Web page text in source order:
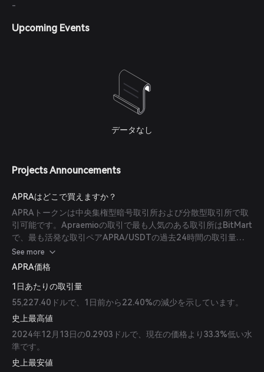
-
Upcoming Events
データなし
Projects Announcements
APRAはどこで買えますか？
APRAトークンは中央集権型暗号取引所および分散型取引所で取
引可能です。Apraemioの取引で最も人気のある取引所はBitMart
で、最も活発な取引ペアAPRA/USDTの過去24時間の取引量は
44,373.07ドルです。他の人気のオプションにはPoloniexや
PancakeSwap（v2）があります。
See more
APRA価格
1日あたりの取引量
55,227.40ドルで、1日前から22.40%の減少を示しています。
史上最高値
2024年12月13日の0.2903ドルで、現在の価格より33.3%低い水
準です。
史上最安値